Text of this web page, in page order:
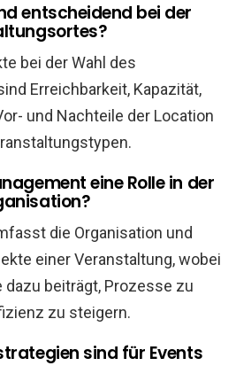
entscheidend bei der
bei der Wahl des
Erreichbarkeit, Kapazität,
und Nachteile der Location
eine Rolle in der
die Organisation und
einer Veranstaltung, wobei
beiträgt, Prozesse zu
zu steigern.
sind für Events